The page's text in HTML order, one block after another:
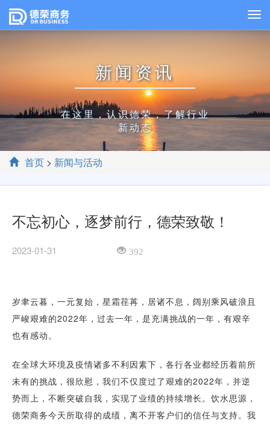
新闻资讯
在这里，认识德荣，了解行业
新动态
首页 > 新闻与活动
不忘初心，逐梦前行，德荣致敬！
2023-01-31 392
岁聿云暮，一元复始，星霜荏苒，居诸不息，阔别乘风破浪且
严峻艰难的2022年，过去一年，是充满挑战的一年，有艰辛
也有感动。
在全球大环境及疫情诸多不利因素下，各行各业都经历着前所
未有的挑战，很欣慰，我们不仅度过了艰难的2022年，并逆
势而上，不断突破自我，实现了业绩的持续增长。饮水思源，
德荣商务今天所取得的成绩，离不开客户们的信任与支持。我